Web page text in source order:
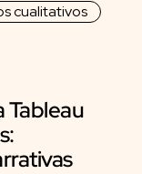
cualitativos
Tableau